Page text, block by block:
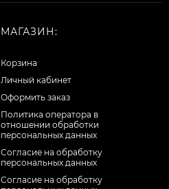
МАГАЗИН:
Корзина
Личный кабинет
Оформить заказ
Политика оператора в
отношении обработки
персональных данных
Согласие на обработку
персональных данных
Cогласие на обработку